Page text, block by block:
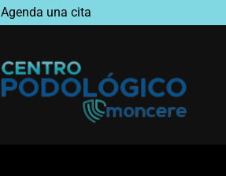
Agenda una cita